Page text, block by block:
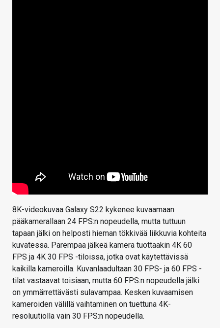
8K-videokuvaa Galaxy S22 kykenee kuvaamaan
pääkamerallaan 24 FPS:n nopeudella, mutta tuttuun
tapaan jälki on helposti hieman tökkivää liikkuvia kohteita
kuvatessa. Parempaa jälkeä kamera tuottaakin 4K 60
FPS ja 4K 30 FPS -tiloissa, jotka ovat käytettävissä
kaikilla kameroilla. Kuvanlaadultaan 30 FPS- ja 60 FPS -
tilat vastaavat toisiaan, mutta 60 FPS:n nopeudella jälki
on ymmärrettävästi sulavampaa. Kesken kuvaamisen
kameroiden välillä vaihtaminen on tuettuna 4K-
resoluutiolla vain 30 FPS:n nopeudella.